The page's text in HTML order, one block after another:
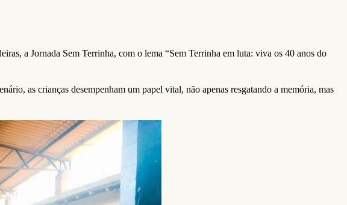
a Jornada Sem Terrinha, com o lema “Sem Terrinha em luta: viva os 40 anos do
as crianças desempenham um papel vital, não apenas resgatando a memória, mas